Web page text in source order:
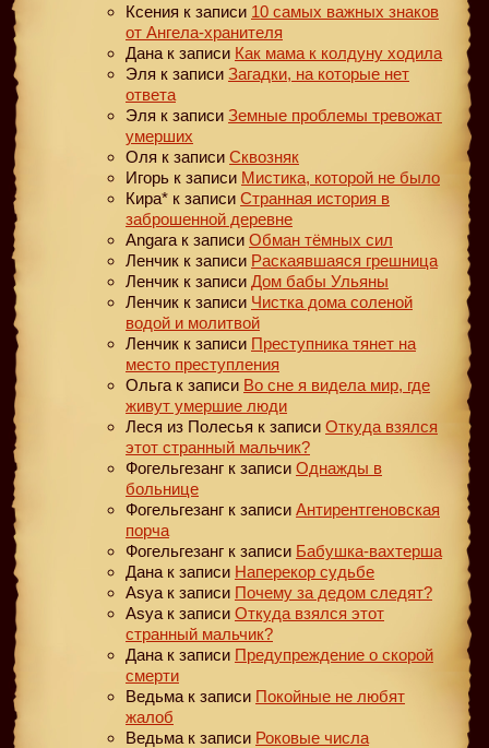
Ксения к записи 10 самых важных знаков
от Ангела-хранителя
Дана к записи Как мама к колдуну ходила
Эля к записи Загадки, на которые нет
ответа
Эля к записи Земные проблемы тревожат
умерших
Оля к записи Сквозняк
Игорь к записи Мистика, которой не было
Кира* к записи Странная история в
заброшенной деревне
Angara к записи Обман тёмных сил
Ленчик к записи Раскаявшаяся грешница
Ленчик к записи Дом бабы Ульяны
Ленчик к записи Чистка дома соленой
водой и молитвой
Ленчик к записи Преступника тянет на
место преступления
Ольга к записи Во сне я видела мир, где
живут умершие люди
Леся из Полесья к записи Откуда взялся
этот странный мальчик?
Фогельгезанг к записи Однажды в
больнице
Фогельгезанг к записи Антирентгеновская
порча
Фогельгезанг к записи Бабушка-вахтерша
Дана к записи Наперекор судьбе
Asya к записи Почему за дедом следят?
Asya к записи Откуда взялся этот
странный мальчик?
Дана к записи Предупреждение о скорой
смерти
Ведьма к записи Покойные не любят
жалоб
Ведьма к записи Роковые числа